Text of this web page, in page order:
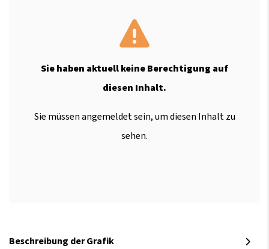
Sie haben aktuell keine Berechtigung auf
diesen Inhalt.
Sie müssen angemeldet sein, um diesen Inhalt zu
sehen.
Beschreibung der Grafik